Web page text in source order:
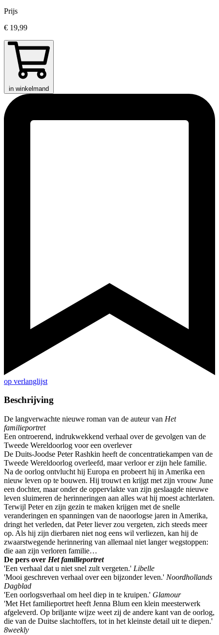
Prijs
€ 19,99
in winkelmand
op verlanglijst
Beschrijving
De langverwachte nieuwe roman van de auteur van Het
familieportret
Een ontroerend, indrukwekkend verhaal over de gevolgen van de
Tweede Wereldoorlog voor een overlever
De Duits-Joodse Peter Rashkin heeft de concentratiekampen van de
Tweede Wereldoorlog overleefd, maar verloor er zijn hele familie.
Na de oorlog ontvlucht hij Europa en probeert hij in Amerika een
nieuw leven op te bouwen. Hij trouwt en krijgt met zijn vrouw June
een dochter, maar onder de oppervlakte van zijn geslaagde nieuwe
leven sluimeren de herinneringen aan alles wat hij moest achterlaten.
Terwijl Peter en zijn gezin te maken krijgen met de snelle
veranderingen en spanningen van de naoorlogse jaren in Amerika,
dringt het verleden, dat Peter liever zou vergeten, zich steeds meer
op. Als hij zijn dierbaren niet nog eens wil verliezen, kan hij de
zwaarstwegende herinnering van allemaal niet langer wegstoppen:
die aan zijn verloren familie…
De pers over Het familieportret
'Een verhaal dat u niet snel zult vergeten.' Libelle
'Mooi geschreven verhaal over een bijzonder leven.' Noordhollands
Dagblad
'Een oorlogsverhaal om heel diep in te kruipen.' Glamour
'Met Het familieportret heeft Jenna Blum een klein meesterwerk
afgeleverd. Op briljante wijze weet zij de andere kant van de oorlog,
die van de Duitse slachtoffers, tot in het kleinste detail uit te diepen.'
8weekly